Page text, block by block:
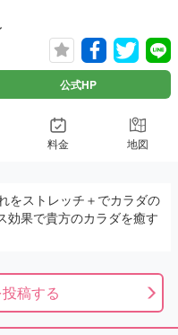
公式HP
料金 地図
をストレッチ＋でカラダの
効果で貴方のカラダを癒す
稿する